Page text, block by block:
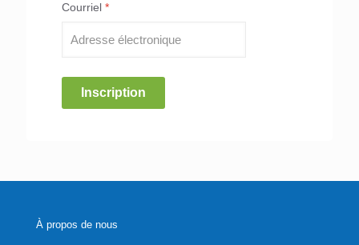
Courriel *
Inscription
À propos de nous